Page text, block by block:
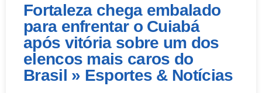
Fortaleza chega embalado
para enfrentar o Cuiabá
após vitória sobre um dos
elencos mais caros do
Brasil » Esportes & Notícias